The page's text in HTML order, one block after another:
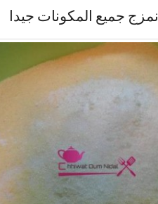
نمزج جميع المكونات جيدا